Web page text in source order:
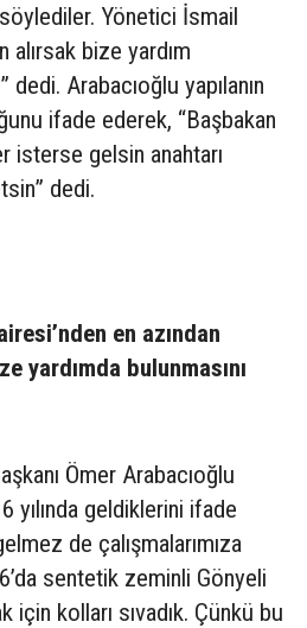
söylediler. Yönetici İsmail
alırsak bize yardım
Arabacıoğlu yapılanın
ifade ederek, “Başbakan
isterse gelsin anahtarı
dedi.
en azından
yardımda bulunmasını
Ömer Arabacıoğlu
yılında geldiklerini ifade
de çalışmalarımıza
sentetik zeminli Gönyeli
için kolları sıvadık. Çünkü bu